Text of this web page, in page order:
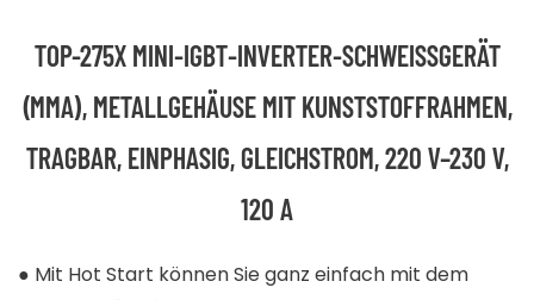
TOP-275X MINI-IGBT-INVERTER-SCHWEISSGERÄT (
MMA), METALLGEHÄUSE MIT KUNSTSTOFFRAHMEN, T
RAGBAR, EINPHASIG, GLEICHSTROM, 220 V–230 V, 1
20 A
● Mit Hot Start können Sie ganz einfach mit dem